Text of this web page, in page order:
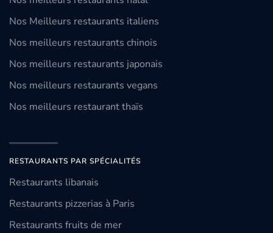
Nos Meilleurs restaurants italiens
Nos meilleurs restaurants chinois
Nos meilleurs restaurants japonais
Nos meilleurs restaurants vegans
Nos meilleurs restaurant thaïs
RESTAURANTS PAR SPÉCIALITÉS
Restaurants libanais
Restaurants pizzerias à Paris
Restaurants fruits de mer